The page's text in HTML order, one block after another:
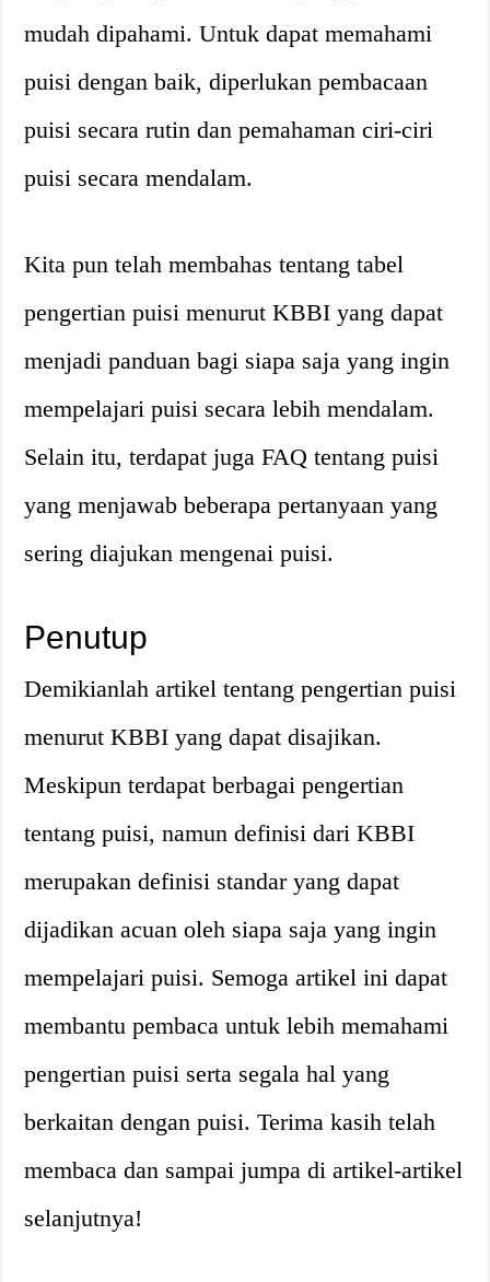
mudah dipahami. Untuk dapat memahami
puisi dengan baik, diperlukan pembacaan
puisi secara rutin dan pemahaman ciri-ciri
puisi secara mendalam.
Kita pun telah membahas tentang tabel
pengertian puisi menurut KBBI yang dapat
menjadi panduan bagi siapa saja yang ingin
mempelajari puisi secara lebih mendalam.
Selain itu, terdapat juga FAQ tentang puisi
yang menjawab beberapa pertanyaan yang
sering diajukan mengenai puisi.
Penutup
Demikianlah artikel tentang pengertian puisi
menurut KBBI yang dapat disajikan.
Meskipun terdapat berbagai pengertian
tentang puisi, namun definisi dari KBBI
merupakan definisi standar yang dapat
dijadikan acuan oleh siapa saja yang ingin
mempelajari puisi. Semoga artikel ini dapat
membantu pembaca untuk lebih memahami
pengertian puisi serta segala hal yang
berkaitan dengan puisi. Terima kasih telah
membaca dan sampai jumpa di artikel-artikel
selanjutnya!